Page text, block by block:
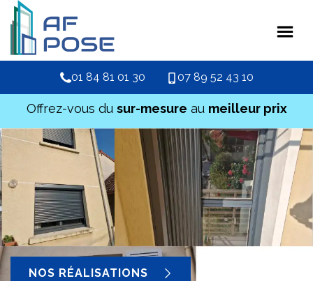
01 84 81 01 30 07 89 52 43 10
Offrez-vous du sur-mesure au meilleur prix
NOS RÉALISATIONS